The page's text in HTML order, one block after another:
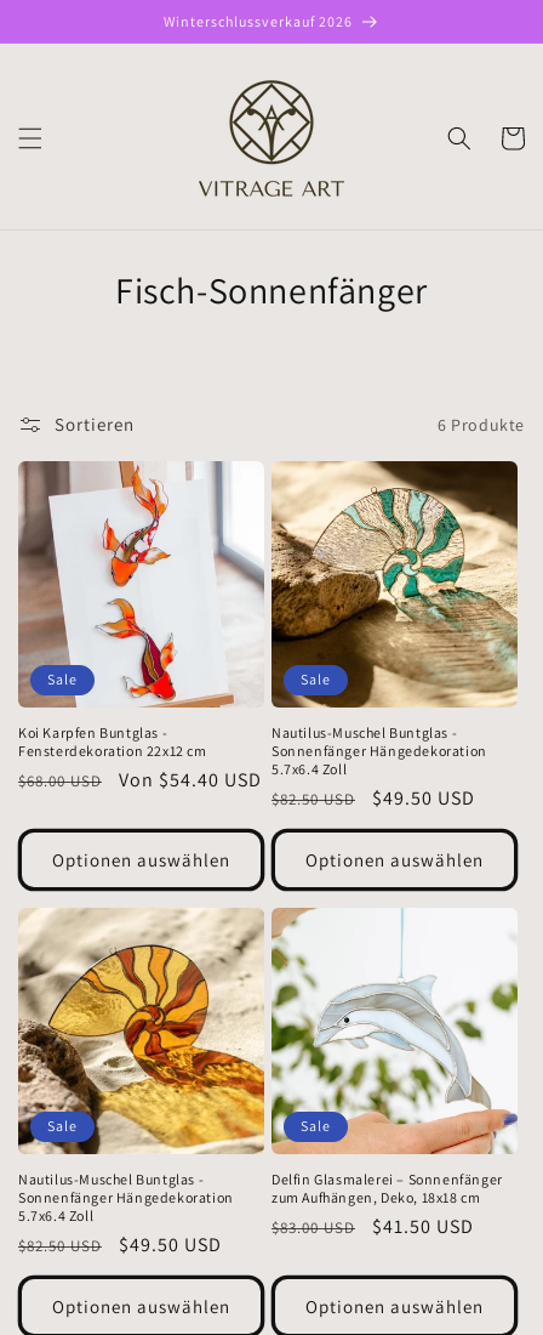
Inhalt
Winterschlussverkauf 2026
Fisch-Sonnenfänger
Sortieren 6 Produkte
Sale
Koi Karpfen Buntglas -
Fensterdekoration 22x12 cm
Normaler
$68.00 USD Verkaufspreis
Von $54.40 USD
Optionen auswählen
Sale
Nautilus-Muschel Buntglas -
Sonnenfänger Hängedekoration
5.7x6.4 Zoll
Normaler
Preis
$82.50 USD Verkaufspreis
$49.50 USD
Optionen auswählen
Sale
Nautilus-Muschel Buntglas -
Sonnenfänger Hängedekoration
5.7x6.4 Zoll
Normaler
Preis
$82.50 USD Verkaufspreis
$49.50 USD
Optionen auswählen
Sale
Delfin Glasmalerei – Sonnenfänger
zum Aufhängen, Deko, 18x18 cm
Normaler
$83.00 USD Verkaufspreis
$41.50 USD
Optionen auswählen